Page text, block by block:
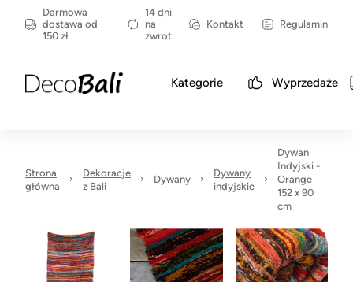
Darmowa
dostawa od
150 zł
14 dni
na
zwrot
Kontakt Regulamin
Kategorie Wyprzedaże
Strona
główna
Dekoracje
z Bali
Dywany
Dywany
indyjskie
Dywan
Indyjski -
Orange
152 x 90
cm